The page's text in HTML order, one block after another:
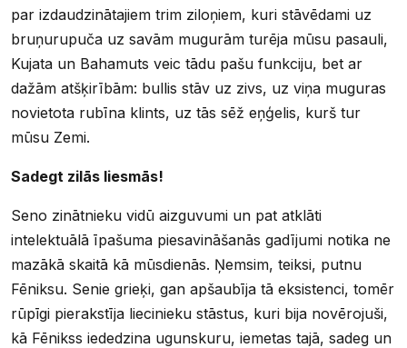
par izdaudzinātajiem trim ziloņiem, kuri stāvēdami uz
bruņurupuča uz savām mugurām turēja mūsu pasauli,
Kujata un Bahamuts veic tādu pašu funkciju, bet ar
dažām atšķirībām: bullis stāv uz zivs, uz viņa muguras
novietota rubīna klints, uz tās sēž eņģelis, kurš tur
mūsu Zemi.
Sadegt zilās liesmās!
Seno zinātnieku vidū aizguvumi un pat atklāti
intelektuālā īpašuma piesavināšanās gadījumi notika ne
mazākā skaitā kā mūsdienās. Ņemsim, teiksi, putnu
Fēniksu. Senie grieķi, gan apšaubīja tā eksistenci, tomēr
rūpīgi pierakstīja liecinieku stāstus, kuri bija novērojuši,
kā Fēnikss iededzina ugunskuru, iemetas tajā, sadeg un